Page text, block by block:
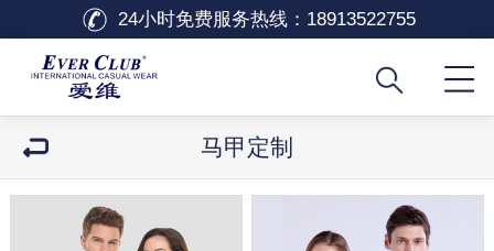
24小时免费服务热线： 18913522755
马甲定制